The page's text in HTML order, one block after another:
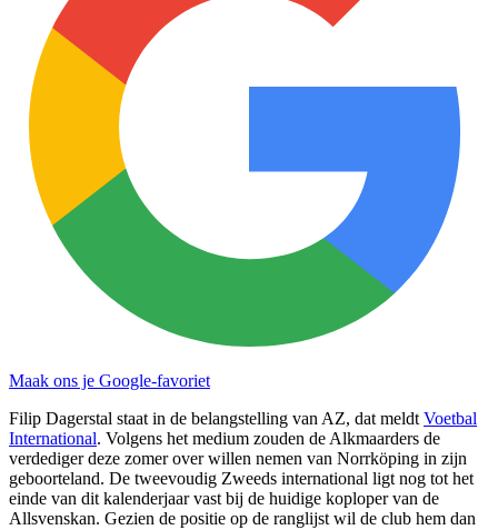
Maak ons je Google-favoriet
Filip Dagerstal staat in de belangstelling van AZ, dat meldt Voetbal
International. Volgens het medium zouden de Alkmaarders de
verdediger deze zomer over willen nemen van Norrköping in zijn
geboorteland. De tweevoudig Zweeds international ligt nog tot het
einde van dit kalenderjaar vast bij de huidige koploper van de
Allsvenskan. Gezien de positie op de ranglijst wil de club hem dan